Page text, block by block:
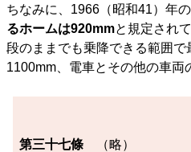
ちなみに、1966（昭和41）年の
るホームは920mmと規定され
段のままでも乗降できる範囲
1100mm、電車とその他の車両
第三十七條 （略）